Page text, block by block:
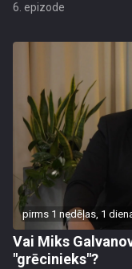
6. epizode
pirms 1 nedēļas, 1
Vai Miks
"grēcinieks"?